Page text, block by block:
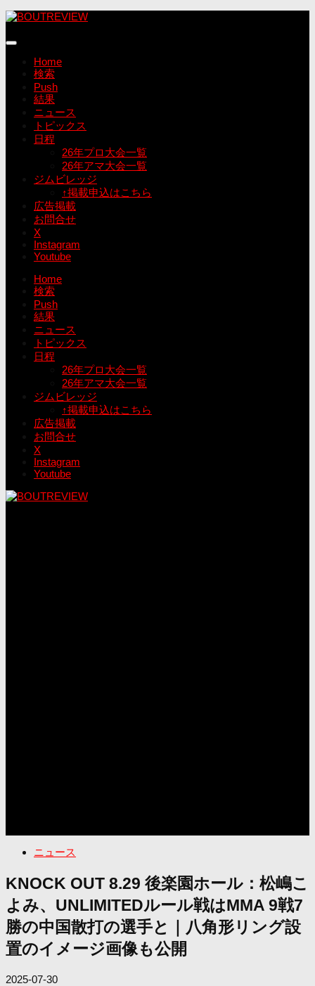
コ
テ
Home
検索
Push
結果
ニュース
トピックス
日程
26年プロ大会一覧
26年アマ大会一覧
ジムビレッジ
↑掲載申込はこちら
広告掲載
お問合せ
X
Instagram
Youtube
Home
検索
Push
結果
ニュース
トピックス
日程
26年プロ大会一覧
26年アマ大会一覧
ジムビレッジ
↑掲載申込はこちら
広告掲載
お問合せ
X
Instagram
Youtube
ニュース
KNOCK OUT 8.29 後楽園ホール：松嶋こ
よみ、UNLIMITEDルール戦はMMA 9戦7
勝の中国散打の選手と｜八角形リング設
置のイメージ画像も公開
2025-07-30